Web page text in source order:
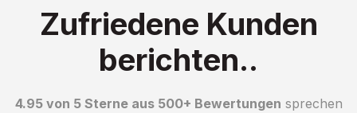
Zufriedene Kunden
berichten..
4.95 von 5 Sterne aus 500+ Bewertungen sprechen